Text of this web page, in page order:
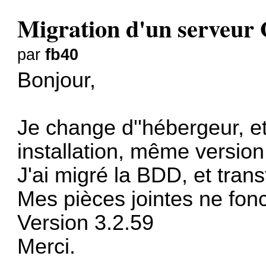
Migration d'un serveur
parfb40
Bonjour,
Je change d''hébergeur,
installation, même
J'ai migré la BDD, et
Mes pièces jointes ne
Version 3.2.59
Merci.